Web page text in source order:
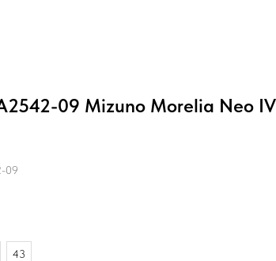
09 Mizuno Morelia Neo
09
43